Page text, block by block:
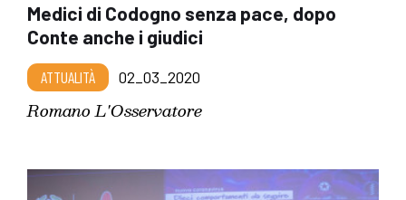
Medici di Codogno senza pace, dopo
Conte anche i giudici
ATTUALITÀ 02_03_2020
Romano L'Osservatore